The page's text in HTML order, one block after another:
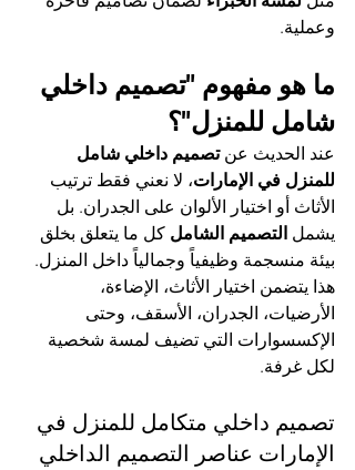
وعملية.
ما هو مفهوم "تصميم داخلي
شامل للمنزل"؟
عند الحديث عن تصميم داخلي شامل
للمنزل في الإمارات، لا نعني فقط ترتيب
الأثاث أو اختيار الألوان على الجدران. بل
يشمل التصميم الشامل كل ما يتعلق بخلق
بيئة منسجمة وظيفياً وجمالياً داخل المنزل.
هذا يتضمن اختيار الأثاث، الإضاءة،
الأرضيات، الجدران، الأسقف، وحتى
الإكسسوارات التي تضيف لمسة شخصية
لكل غرفة.
تصميم داخلي متكامل للمنزل في
الإمارات عناصر التصميم الداخلي